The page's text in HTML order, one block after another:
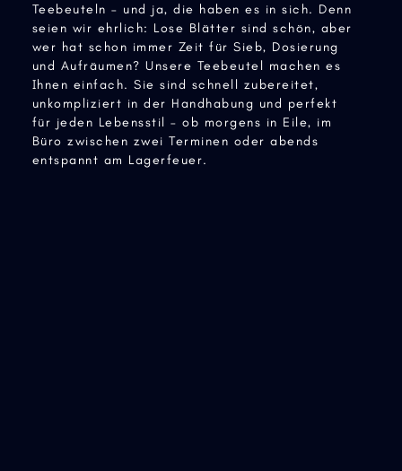
Teebeuteln – und ja, die haben es in sich. Denn
seien wir ehrlich: Lose Blätter sind schön, aber
wer hat schon immer Zeit für Sieb, Dosierung
und Aufräumen? Unsere Teebeutel machen es
Ihnen einfach. Sie sind schnell zubereitet,
unkompliziert in der Handhabung und perfekt
für jeden Lebensstil – ob morgens in Eile, im
Büro zwischen zwei Terminen oder abends
entspannt am Lagerfeuer.